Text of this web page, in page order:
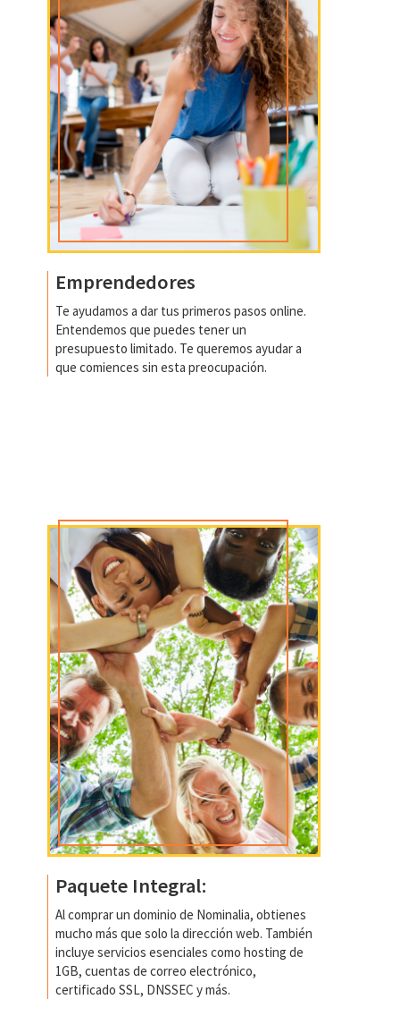
Emprendedores
Te ayudamos a dar tus primeros pasos online.
Entendemos que puedes tener un
presupuesto limitado. Te queremos ayudar a
que comiences sin esta preocupación.
Paquete Integral:
Al comprar un dominio de Nominalia, obtienes
mucho más que solo la dirección web. También
incluye servicios esenciales como hosting de
1GB, cuentas de correo electrónico,
certificado SSL, DNSSEC y más.